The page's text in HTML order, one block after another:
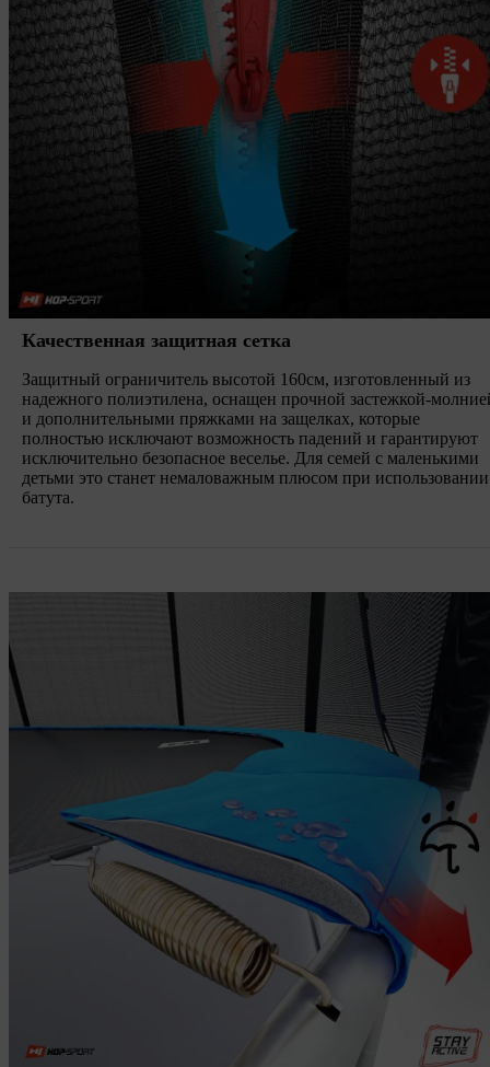
Качественная защитная сетка
Защитный ограничитель высотой 160см, изготовленный из
надежного полиэтилена, оснащен прочной застежкой-
и дополнительными пряжками на защелках, которые
полностью исключают возможность падений и гарантируют
исключительно безопасное веселье. Для семей с маленькими
детьми это станет немаловажным плюсом при использовании
батута.